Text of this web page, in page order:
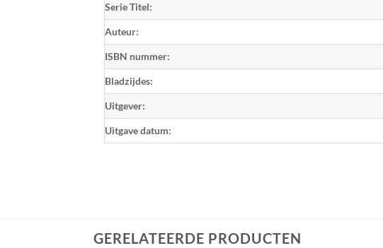
Serie Titel:
Auteur:
ISBN nummer:
Bladzijdes:
Uitgever:
Uitgave datum:
GERELATEERDE PRODUCTEN